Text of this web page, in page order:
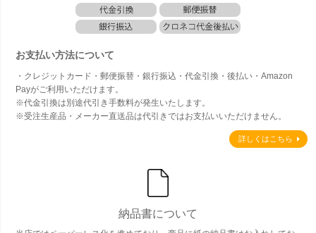
お支払い方法について
・クレジットカード・郵便振替・銀行振込・代金引換・後払い・Amazon
Payがご利用いただけます。
※代金引換は別途代引き手数料が発生いたします。
※受注生産品・メーカー直送品は代引きではお支払いいただけません。
詳しくはこちら
納品書について